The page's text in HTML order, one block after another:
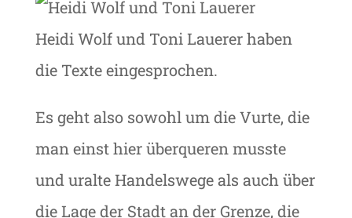
Heidi Wolf und Toni Lauerer haben
die Texte eingesprochen.
Es geht also sowohl um die Vurte, die
man einst hier überqueren musste
und uralte Handelswege als auch über
die Lage der Stadt an der Grenze, die